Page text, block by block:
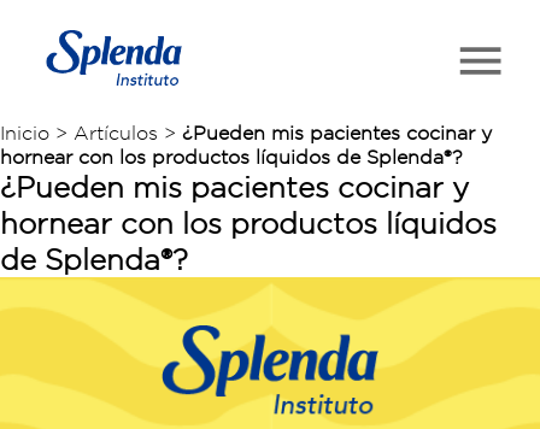
Inicio > Artículos > ¿Pueden mis pacientes cocinar y
hornear con los productos líquidos de Splenda®?
¿Pueden mis pacientes cocinar y
hornear con los productos líquidos
de Splenda®?